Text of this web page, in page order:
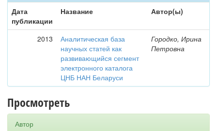
Дата
публикации
Название Автор(ы)
2013
Аналитическая база
научных статей как
развивающийся сегмент
электронного каталога
ЦНБ НАН Беларуси
Городко, Ирина
Петровна
Просмотреть
Автор